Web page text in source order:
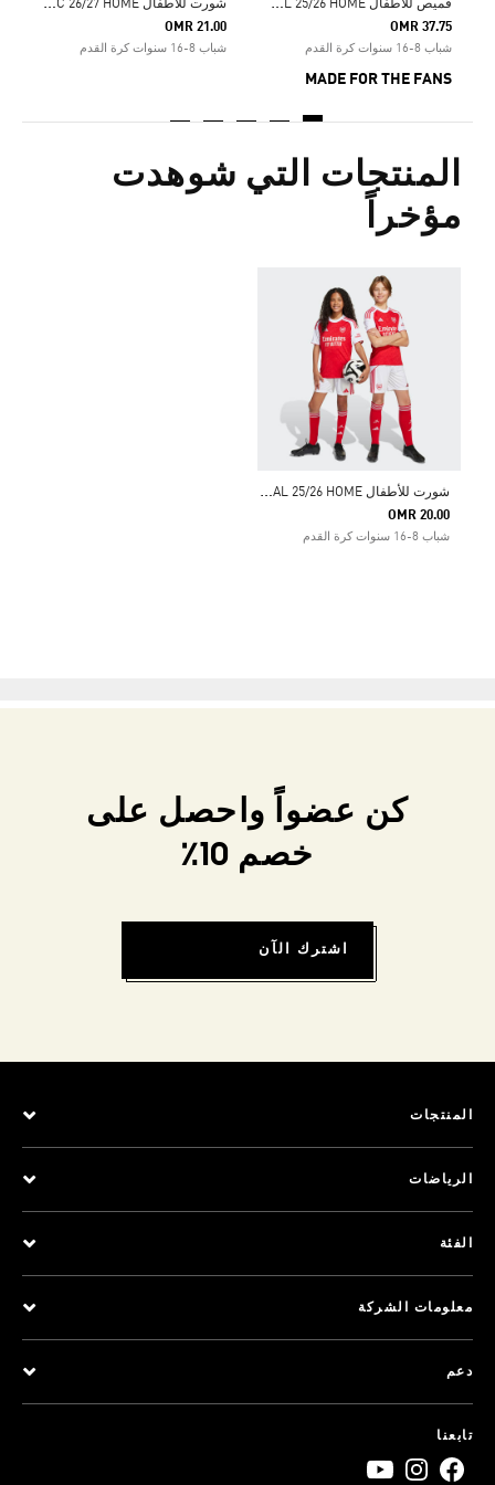
OMR 37.75
شباب 8-16 سنوات كرة القدم
MADE FOR THE FANS
OMR 21.00
شباب 8-16 سنوات كرة القدم
المنتجات التي شوهدت
مؤخراً
ش
ورت للأطفال ARSENAL 25/26 HOME
OMR 20.00
شباب 8-16 سنوات كرة القدم
كن عضواً واحصل على
خصم 10٪
اشترك الآن
المنتجات
الرياضات
الفئة
معلومات الشركة
دعم
تابعنا